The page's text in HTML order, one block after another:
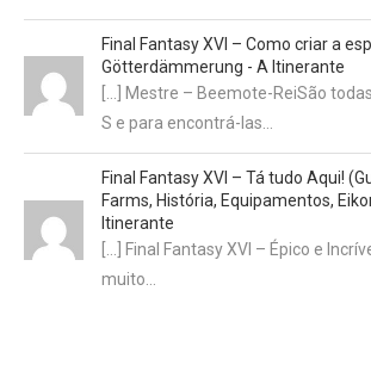
Final Fantasy XVI – Como criar a
Götterdämmerung - A Itinerante
[…] Mestre – Beemote-ReiSão
S e para encontrá-las…
Final Fantasy XVI – Tá tudo Aqui!
Farms, História, Equipamentos,
Itinerante
[…] Final Fantasy XVI – Épico e
muito…